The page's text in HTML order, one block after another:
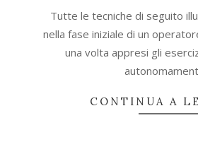
Tutte le tecniche di seguito
nella fase iniziale di un
una volta appresi gli
CONTINUA A